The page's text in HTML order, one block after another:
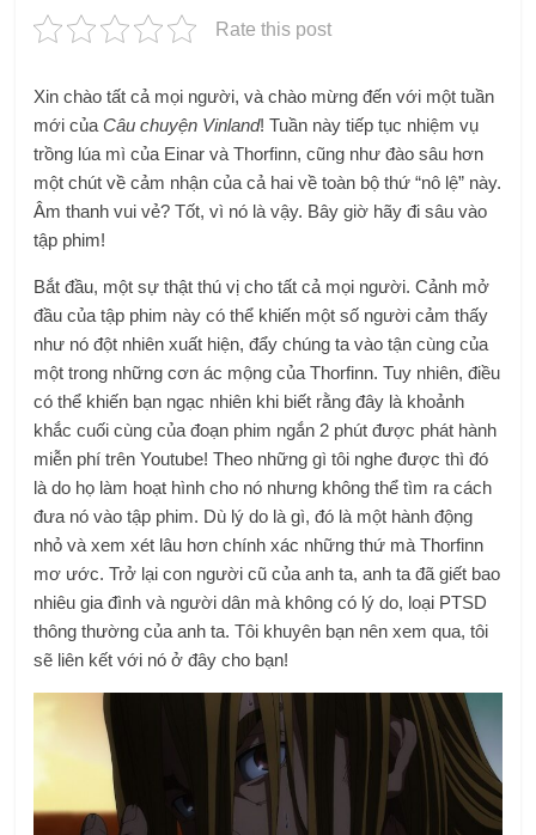
Rate this post
Xin chào tất cả mọi người, và chào mừng đến với một tuần
mới củaCâu chuyện Vinland! Tuần này tiếp tục nhiệm vụ
trồng lúa mì của Einar và Thorfinn, cũng như đào sâu hơn
một chút về cảm nhận của cả hai về toàn bộ thứ “nô lệ” này.
Âm thanh vui vẻ? Tốt, vì nó là vậy. Bây giờ hãy đi sâu vào
tập phim!
Bắt đầu, một sự thật thú vị cho tất cả mọi người. Cảnh mở
đầu của tập phim này có thể khiến một số người cảm thấy
như nó đột nhiên xuất hiện, đẩy chúng ta vào tận cùng của
một trong những cơn ác mộng của Thorfinn. Tuy nhiên, điều
có thể khiến bạn ngạc nhiên khi biết rằng đây là khoảnh
khắc cuối cùng của đoạn phim ngắn 2 phút được phát hành
miễn phí trên Youtube! Theo những gì tôi nghe được thì đó
là do họ làm hoạt hình cho nó nhưng không thể tìm ra cách
đưa nó vào tập phim. Dù lý do là gì, đó là một hành động
nhỏ và xem xét lâu hơn chính xác những thứ mà Thorfinn
mơ ước. Trở lại con người cũ của anh ta, anh ta đã giết bao
nhiêu gia đình và người dân mà không có lý do, loại PTSD
thông thường của anh ta. Tôi khuyên bạn nên xem qua, tôi
sẽ liên kết với nó ở đây cho bạn!